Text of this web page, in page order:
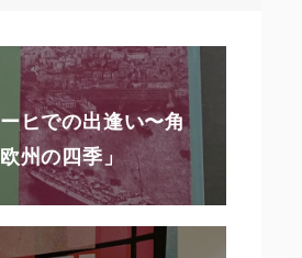
ヒでの出逢い〜角
州の四季」